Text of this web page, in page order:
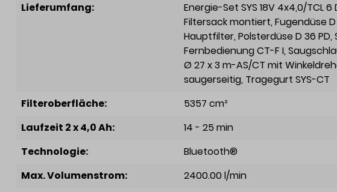
Lieferumfang: Energie-Set SYS 18V 4x4,0/TCL 6
Filtersack montiert, Fugendüse
Hauptfilter, Polsterdüse D 36 PD,
Fernbedienung CT-F I,
Ø 27 x 3 m-AS/CT mit
saugerseitig, Tragegurt SYS-CT
Filteroberfläche:
5357 cm²
Laufzeit 2 x 4,0 Ah:
14 - 25 min
Technologie:
Bluetooth®
Max. Volumenstrom:
2400.00 l/min